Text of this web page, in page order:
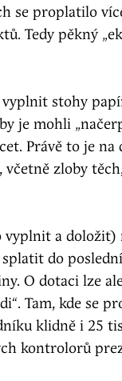
se proplatilo
Tedy pěkný
stohy
je mohli
Právě to je na
zloby
vyplnit a doložit)
do
O dotaci lze
Tam, kde se
klidně i 25
kontrolorů